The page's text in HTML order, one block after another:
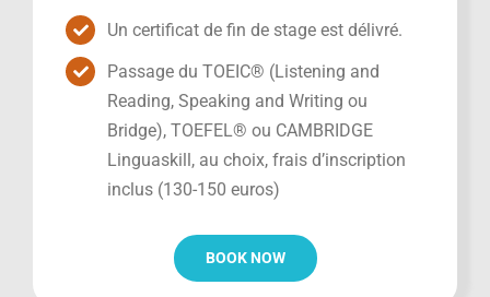
Un certificat de fin de stage est délivré.
Passage du TOEIC® (Listening and
Reading, Speaking and Writing ou
Bridge), TOEFEL® ou CAMBRIDGE
Linguaskill, au choix, frais d’inscription
inclus (130-150 euros)
BOOK NOW